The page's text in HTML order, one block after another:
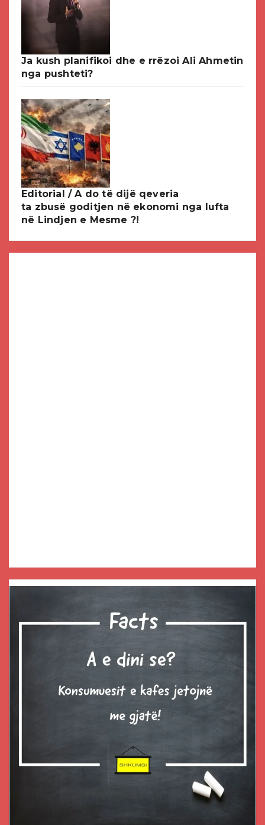
Ja kush planifikoi dhe e rrëzoi Ali Ahmetin
nga pushteti?
Editorial / A do të dijë qeveria
ta zbusë goditjen në ekonomi nga lufta
në Lindjen e Mesme ?!